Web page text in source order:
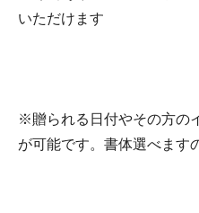
いただけます
※贈られる日付やその方の
が可能です。書体選べます